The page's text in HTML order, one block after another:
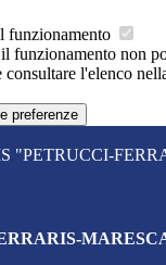
funzionamento
funzionamento non
l'elenco
preferenze
"PETRUCCI-